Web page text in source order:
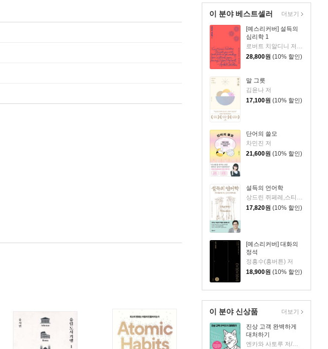
이 분야 베스트셀러
[예스리커버] 설득의
심리학 1
로버트 치알디니 저/황혜숙,임상훈 공역
28,800원 (10% 할인)
말 그릇
김윤나 저
17,100원 (10% 할인)
단어의 쓸모
차민진 저
21,600원 (10% 할인)
설득의 언어학
상드린 쥐페레,스티브 오즈발,파스칼 지각스저/하현주 역
17,820원 (10% 할인)
[예스리커버] 대화의
정석
정흥수(흥버튼) 저
18,900원 (10% 할인)
더보기
이 분야 신상품
진상 고객 완벽하게
대처하기
더보기